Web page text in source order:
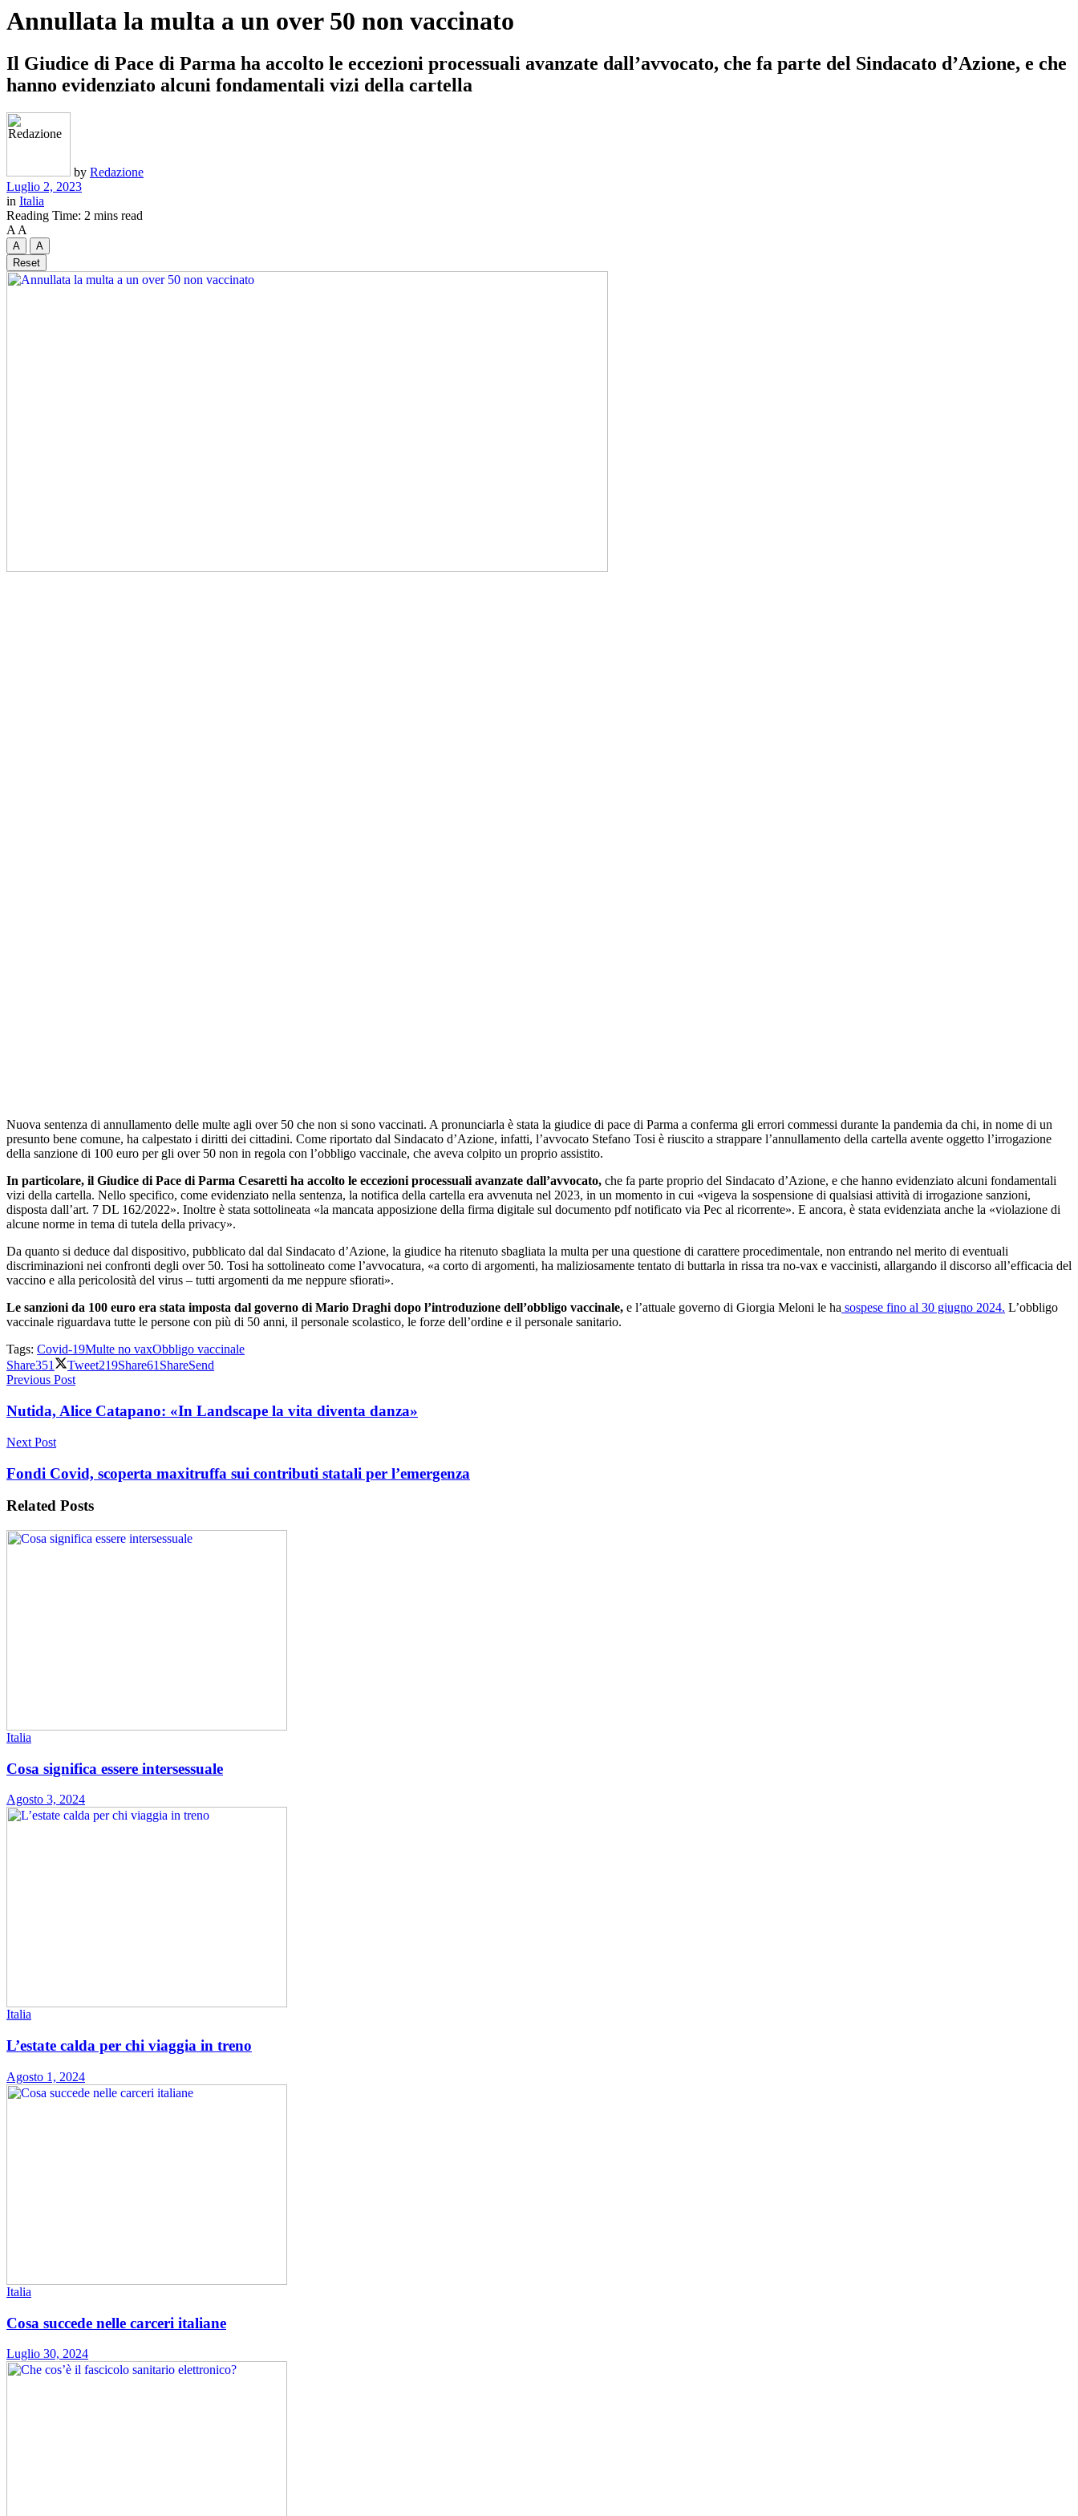
Annullata la multa a un over 50 non vaccinato
Il Giudice di Pace di Parma ha accolto le eccezioni processuali avanzate dall’avvocato, che fa parte del Sindacato d’Azione, e che
hanno evidenziato alcuni fondamentali vizi della cartella
by Redazione
Luglio 2, 2023
in Italia
Reading Time: 2 mins read
A A
A
A
Reset
Nuova sentenza di annullamento delle multe agli over 50 che non si sono vaccinati. A pronunciarla è stata la giudice di pace di Parma a conferma gli errori commessi durante la pandemia da chi, in nome di un
presunto bene comune, ha calpestato i diritti dei cittadini. Come riportato dal Sindacato d’Azione, infatti, l’avvocato Stefano Tosi è riuscito a strappare l’annullamento della cartella avente oggetto l’irrogazione
della sanzione di 100 euro per gli over 50 non in regola con l’obbligo vaccinale, che aveva colpito un proprio assistito.
In particolare, il Giudice di Pace di Parma Cesaretti ha accolto le eccezioni processuali avanzate dall’avvocato, che fa parte proprio del Sindacato d’Azione, e che hanno evidenziato alcuni fondamentali
vizi della cartella. Nello specifico, come evidenziato nella sentenza, la notifica della cartella era avvenuta nel 2023, in un momento in cui «vigeva la sospensione di qualsiasi attività di irrogazione sanzioni,
disposta dall’art. 7 DL 162/2022». Inoltre è stata sottolineata «la mancata apposizione della firma digitale sul documento pdf notificato via Pec al ricorrente». E ancora, è stata evidenziata anche la «violazione di
alcune norme in tema di tutela della privacy».
Da quanto si deduce dal dispositivo, pubblicato dal dal Sindacato d’Azione, la giudice ha ritenuto sbagliata la multa per una questione di carattere procedimentale, non entrando nel merito di eventuali
discriminazioni nei confronti degli over 50. Tosi ha sottolineato come l’avvocatura, «a corto di argomenti, ha maliziosamente tentato di buttarla in rissa tra no-vax e vaccinisti, allargando il discorso all’efficacia del
vaccino e alla pericolosità del virus – tutti argomenti da me neppure sfiorati».
Le sanzioni da 100 euro era stata imposta dal governo di Mario Draghi dopo l’introduzione dell’obbligo vaccinale, e l’attuale governo di Giorgia Meloni le ha sospese fino al 30 giugno 2024. L’obbligo
vaccinale riguardava tutte le persone con più di 50 anni, il personale scolastico, le forze dell’ordine e il personale sanitario.
Tags: Covid-19Multe no vaxObbligo vaccinale
Share351 Tweet219Share61 ShareSend
Previous Post
Nutida, Alice Catapano: «In Landscape la vita diventa danza»
Next Post
Fondi Covid, scoperta maxitruffa sui contributi statali per l’emergenza
Related Posts
Italia
Cosa significa essere intersessuale
Agosto 3, 2024
Italia
L’estate calda per chi viaggia in treno
Agosto 1, 2024
Italia
Cosa succede nelle carceri italiane
Luglio 30, 2024